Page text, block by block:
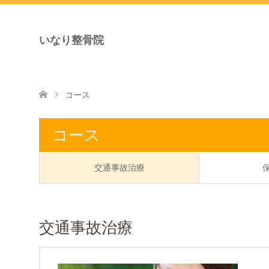
いなり整骨院
コース
コース
交通事故治療
交通事故治療